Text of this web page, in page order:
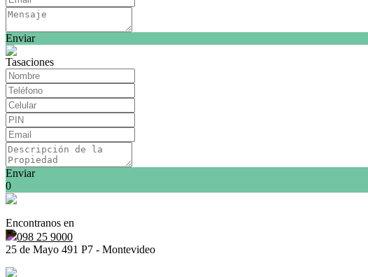
Enviar
Tasaciones
Enviar
0
Encontranos en
098 25 9000
25 de Mayo 491 P7 - Montevideo